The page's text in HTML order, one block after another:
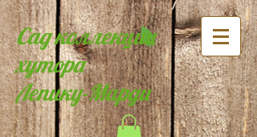
Сад коллекции
хутора
Лепику-Марди